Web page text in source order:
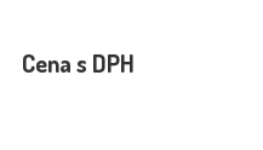
Cena s DPH